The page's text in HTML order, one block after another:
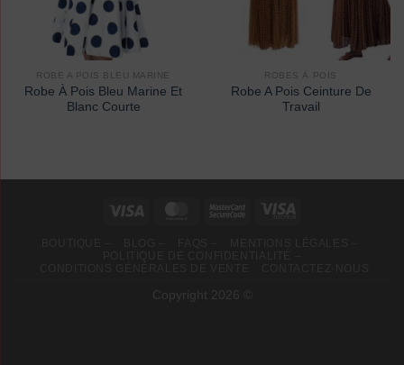
ROBE A POIS BLEU MARINE
Robe À Pois Bleu Marine Et
Blanc Courte
ROBES À POIS
Robe A Pois Ceinture De
Travail
Copyright 2026 ©